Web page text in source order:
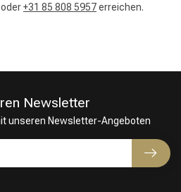
oder+31 85 808 5957erreichen.
Newsletter
unseren Newsletter-Angeboten